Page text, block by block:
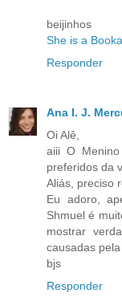
beijinhos
She is a
Responder
Ana I. J.
Oi Alê,
aiii O
preferidos da
Aliás, preciso
Eu adoro,
Shmuel é
mostrar
causadas pela
bjs
Responder